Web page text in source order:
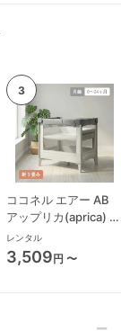
ココネル エアー AB
アップリカ(aprica) ミ
ニサイズ/コンパクト
ベビーベッド
レンタル
3,509円 〜